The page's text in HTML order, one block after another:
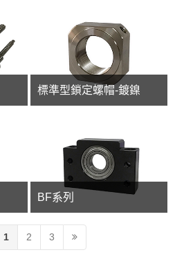
標準型鎖定螺帽-鍍鎳
BF系列
1 2 3